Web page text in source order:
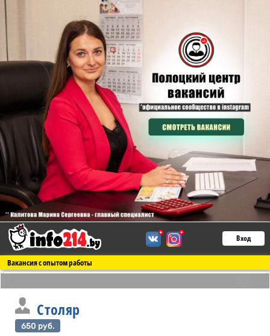
Вход
Вакансия с опытом работы
Столяр
650 руб.